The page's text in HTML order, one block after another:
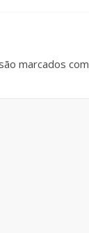
marcados com